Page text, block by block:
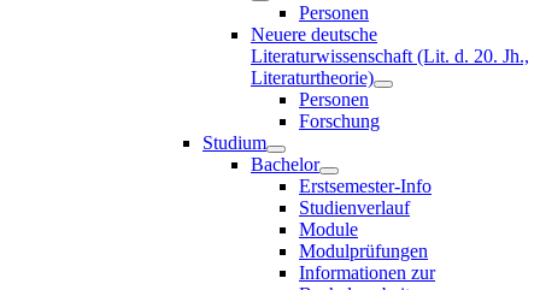
Personen
Neuere deutsche
Literaturwissenschaft (Lit. d. 20. Jh.,
Literaturtheorie)
Personen
Forschung
Studium
Bachelor
Erstsemester-Info
Studienverlauf
Module
Modulprüfungen
Informationen zur